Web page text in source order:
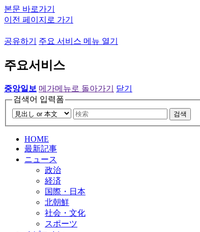
본문 바로가기
이전 페이지로 가기
공유하기 주요 서비스 메뉴 열기
주요서비스
중앙일보 메가메뉴로 돌아가기
닫기
검색어 입력폼
검색
HOME
最新記事
ニュース
政治
経済
国際・日本
北朝鮮
社会・文化
スポーツ